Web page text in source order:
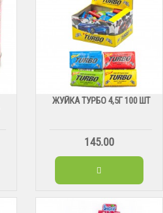
ЖУЙКА ТУРБО 4,5Г 100 ШТ
145.00